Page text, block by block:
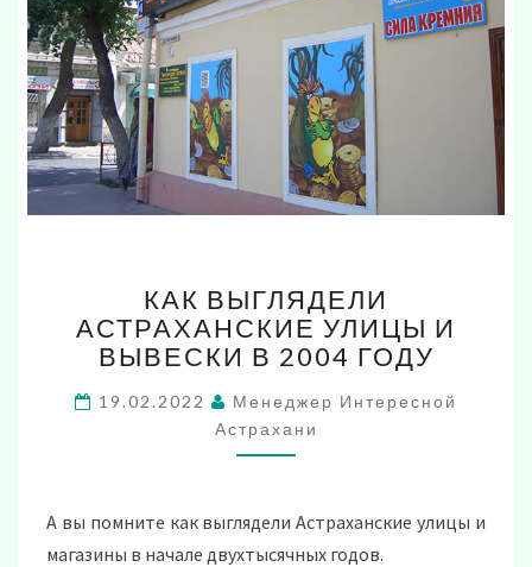
ВЫГЛЯДЕЛИ
АСТРАХАНСКИЕ
УЛИЦЫ
ВЫВЕСКИ
В
2004
КАК ВЫГЛЯДЕЛИ
АСТРАХАНСКИЕ УЛИЦЫ И
ВЫВЕСКИ В 2004 ГОДУ
19.02.2022
Менеджер Интересной
Астрахани
А вы помните как выглядели Астраханские улицы и
магазины в начале двухтысячных годов.